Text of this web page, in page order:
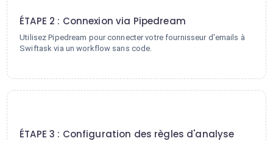
ÉTAPE 2 : Connexion via Pipedream
Utilisez Pipedream pour connecter votre fournisseur d'emails à
Swiftask via un workflow sans code.
ÉTAPE 3 : Configuration des règles d'analyse